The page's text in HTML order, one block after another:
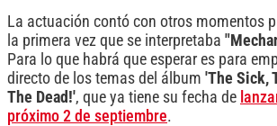
La actuación contó con otros momentos
la primera vez que se interpretaba
Para lo que habrá que esperar es para
directo de los temas del álbum 'The Sick,
The Dead!', que ya tiene su fecha de
próximo 2 de septiembre.